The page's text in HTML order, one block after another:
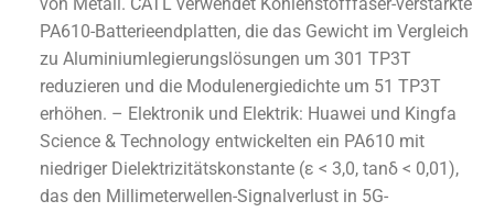
PA610-Batterieendplatten, die das Gewicht im Vergleich
zu Aluminiumlegierungslösungen um 301 TP3T
reduzieren und die Modulenergiedichte um 51 TP3T
erhöhen. – Elektronik und Elektrik: Huawei und Kingfa
Science & Technology entwickelten ein PA610 mit
niedriger Dielektrizitätskonstante (ε < 3,0, tanδ < 0,01),
das den Millimeterwellen-Signalverlust in 5G-